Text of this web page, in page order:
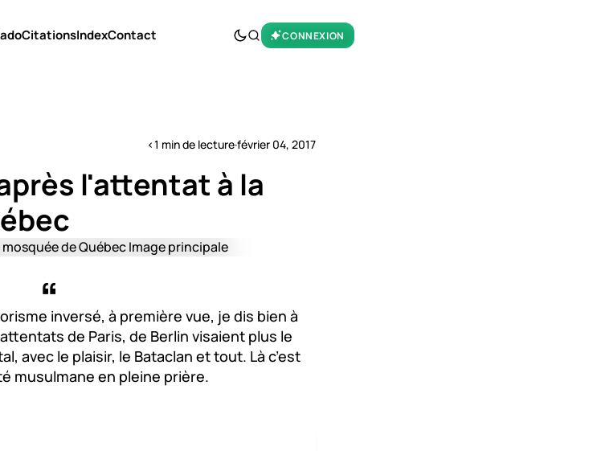
CitationsIndexContact CONNEXION
<1 min de lecture·février 04, 2017
l'attentat à la
inversé, à première vue, je dis bien à
de Paris, de Berlin visaient plus le
avec le plaisir, le Bataclan et tout. Là c’est
musulmane en pleine prière.